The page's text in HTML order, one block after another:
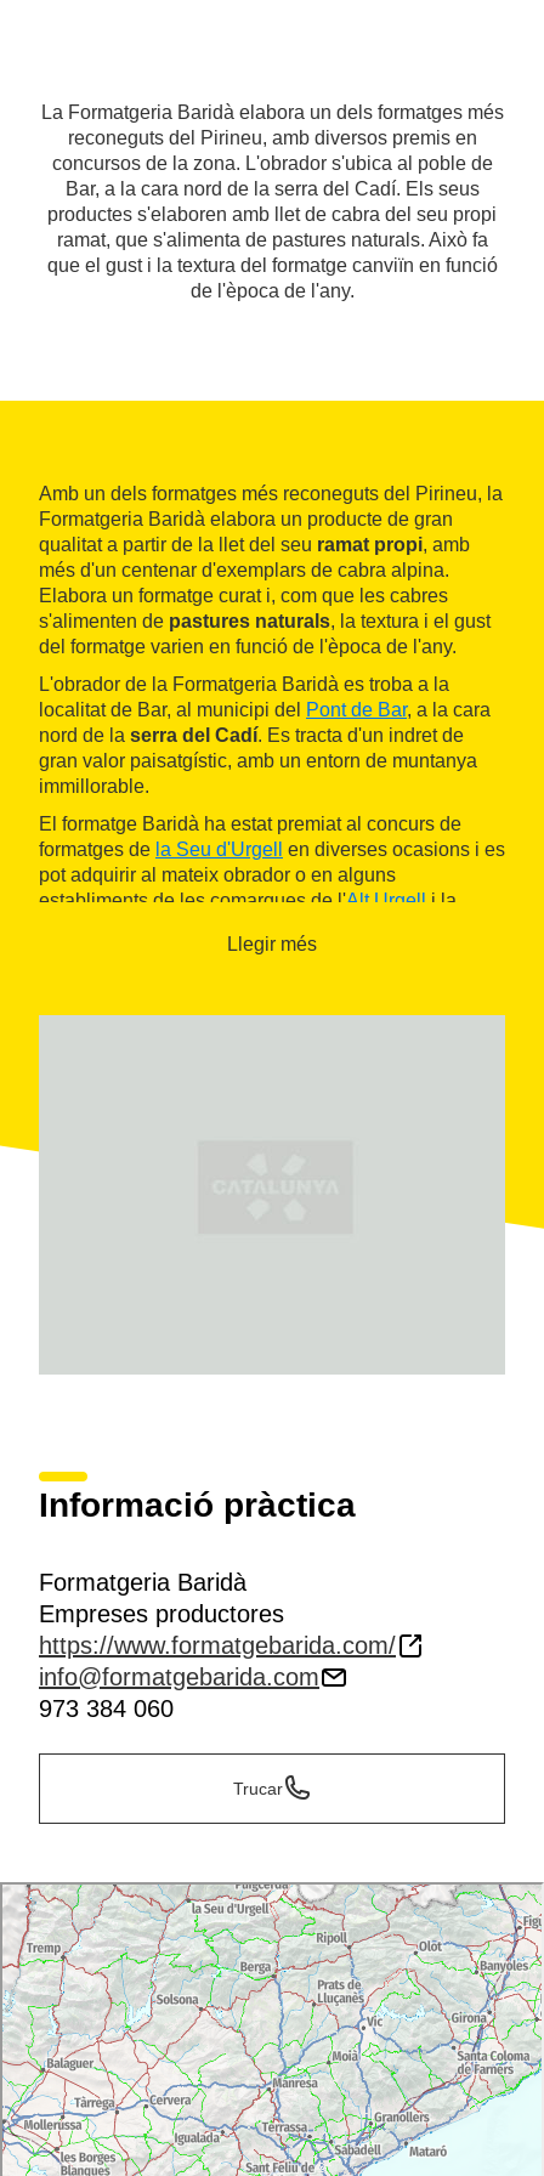
La Formatgeria Baridà elabora un dels formatges més
reconeguts del Pirineu, amb diversos premis en
concursos de la zona. L'obrador s'ubica al poble de
Bar, a la cara nord de la serra del Cadí. Els seus
productes s'elaboren amb llet de cabra del seu propi
ramat, que s'alimenta de pastures naturals. Això fa
que el gust i la textura del formatge canviïn en funció
de l'època de l'any.
Amb un dels formatges més reconeguts del Pirineu, la
Formatgeria Baridà elabora un producte de gran
qualitat a partir de la llet del seu ramat propi, amb
més d'un centenar d'exemplars de cabra alpina.
Elabora un formatge curat i, com que les cabres
s'alimenten de pastures naturals, la textura i el gust
del formatge varien en funció de l'època de l'any.
L'obrador de la Formatgeria Baridà es troba a la
localitat de Bar, al municipi del Pont de Bar, a la cara
nord de la serra del Cadí. Es tracta d'un indret de
gran valor paisatgístic, amb un entorn de muntanya
immillorable.
El formatge Baridà ha estat premiat al concurs de
formatges de la Seu d'Urgell
en diverses ocasions i es
pot adquirir al mateix obrador o en alguns
establiments de les comarques de l'Alt Urgell i la
a les seves instal·lacions per
Llegir més
Informació pràctica
Formatgeria Baridà
Empreses productores
https://www.formatgebarida.com/
info@formatgebarida.com
973 384 060
Trucar